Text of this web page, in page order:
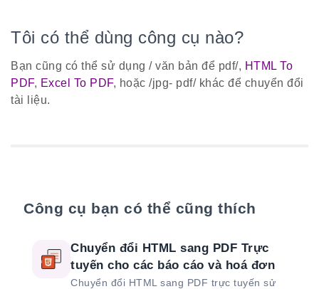
Tôi có thể dùng công cụ nào?
Bạn cũng có thể sử dụng / văn bản để pdf/, HTML To
PDF, Excel To PDF, hoặc /jpg- pdf/ khác để chuyển đổi
tài liệu.
Công cụ bạn có thể cũng thích
Chuyển đổi HTML sang PDF Trực
tuyến cho các báo cáo và hoá đơn
Chuyển đổi HTML sang PDF trực tuyến sử